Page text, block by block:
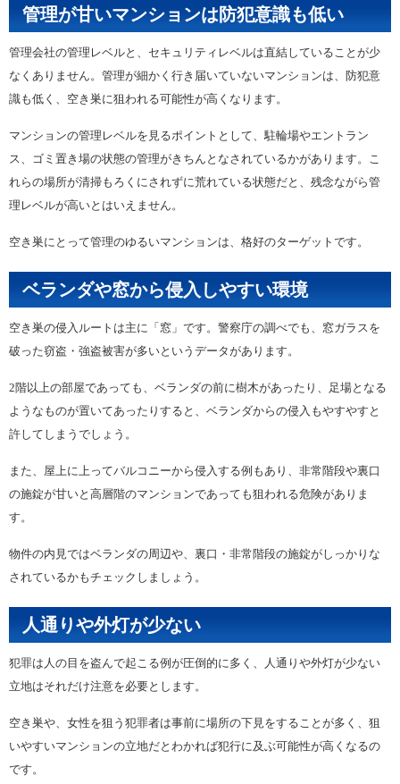
管理が甘いマンションは防犯意識も低い
管理会社の管理レベルと、セキュリティレベルは直結していることが少
なくありません。管理が細かく行き届いていないマンションは、防犯意
識も低く、空き巣に狙われる可能性が高くなります。
マンションの管理レベルを見るポイントとして、駐輪場やエントラン
ス、ゴミ置き場の状態の管理がきちんとなされているかがあります。こ
れらの場所が清掃もろくにされずに荒れている状態だと、残念ながら管
理レベルが高いとはいえません。
空き巣にとって管理のゆるいマンションは、格好のターゲットです。
ベランダや窓から侵入しやすい環境
空き巣の侵入ルートは主に「窓」です。警察庁の調べでも、窓ガラスを
破った窃盗・強盗被害が多いというデータがあります。
2階以上の部屋であっても、ベランダの前に樹木があったり、足場となる
ようなものが置いてあったりすると、ベランダからの侵入もやすやすと
許してしまうでしょう。
また、屋上に上ってバルコニーから侵入する例もあり、非常階段や裏口
の施錠が甘いと高層階のマンションであっても狙われる危険がありま
す。
物件の内見ではベランダの周辺や、裏口・非常階段の施錠がしっかりな
されているかもチェックしましょう。
人通りや外灯が少ない
犯罪は人の目を盗んで起こる例が圧倒的に多く、人通りや外灯が少ない
立地はそれだけ注意を必要とします。
空き巣や、女性を狙う犯罪者は事前に場所の下見をすることが多く、狙
いやすいマンションの立地だとわかれば犯行に及ぶ可能性が高くなるの
です。